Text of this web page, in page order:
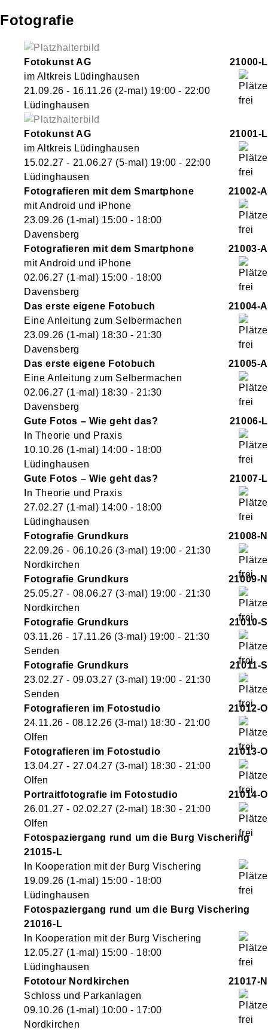
Fotografie
Fotokunst AG
21000-L
im Altkreis Lüdinghausen
21.09.26 - 16.11.26 (2-mal) 19:00 - 22:00
Lüdinghausen
Fotokunst AG
21001-L
im Altkreis Lüdinghausen
15.02.27 - 21.06.27 (5-mal) 19:00 - 22:00
Lüdinghausen
Fotografieren mit dem Smartphone
21002-A
mit Android und iPhone
23.09.26 (1-mal) 15:00 - 18:00
Davensberg
Fotografieren mit dem Smartphone
21003-A
mit Android und iPhone
02.06.27 (1-mal) 15:00 - 18:00
Davensberg
Das erste eigene Fotobuch
21004-A
Eine Anleitung zum Selbermachen
23.09.26 (1-mal) 18:30 - 21:30
Davensberg
Das erste eigene Fotobuch
21005-A
Eine Anleitung zum Selbermachen
02.06.27 (1-mal) 18:30 - 21:30
Davensberg
Gute Fotos – Wie geht das?
21006-L
In Theorie und Praxis
10.10.26 (1-mal) 14:00 - 18:00
Lüdinghausen
Gute Fotos – Wie geht das?
21007-L
In Theorie und Praxis
27.02.27 (1-mal) 14:00 - 18:00
Lüdinghausen
Fotografie Grundkurs
21008-N
22.09.26 - 06.10.26 (3-mal) 19:00 - 21:30
Nordkirchen
Fotografie Grundkurs
21009-N
25.05.27 - 08.06.27 (3-mal) 19:00 - 21:30
Nordkirchen
Fotografie Grundkurs
21010-S
03.11.26 - 17.11.26 (3-mal) 19:00 - 21:30
Senden
Fotografie Grundkurs
21011-S
23.02.27 - 09.03.27 (3-mal) 19:00 - 21:30
Senden
Fotografieren im Fotostudio
21012-O
24.11.26 - 08.12.26 (3-mal) 18:30 - 21:00
Olfen
Fotografieren im Fotostudio
21013-O
13.04.27 - 27.04.27 (3-mal) 18:30 - 21:00
Olfen
Portraitfotografie im Fotostudio
21014-O
26.01.27 - 02.02.27 (2-mal) 18:30 - 21:00
Olfen
Fotospaziergang rund um die Burg Vischering
21015-L
In Kooperation mit der Burg Vischering
19.09.26 (1-mal) 15:00 - 18:00
Lüdinghausen
Fotospaziergang rund um die Burg Vischering
21016-L
In Kooperation mit der Burg Vischering
12.05.27 (1-mal) 15:00 - 18:00
Lüdinghausen
Fototour Nordkirchen
21017-N
Schloss und Parkanlagen
09.10.26 (1-mal) 10:00 - 17:00
Nordkirchen